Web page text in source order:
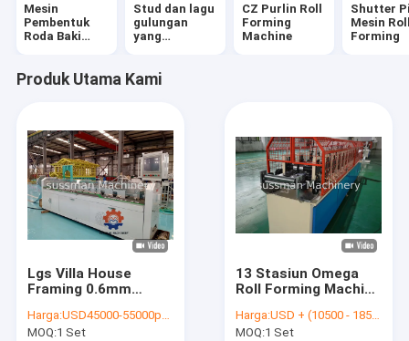
Mesin
Pembentuk
Roda Baki
Stud dan lagu
gulungan
yang
CZ Purlin Roll
Forming
Machine
Shutter
Mesin
Forming
Produk Utama Kami
Lgs Villa House
Framing 0.6mm
Baja Pengukur Ringan
Harga:USD45000-55000per set
MOQ:1 Set
13 Stasiun Omega
Roll Forming Machine
1000 mm
Harga:USD + (10500 - 18500) +SET
MOQ:1 Set